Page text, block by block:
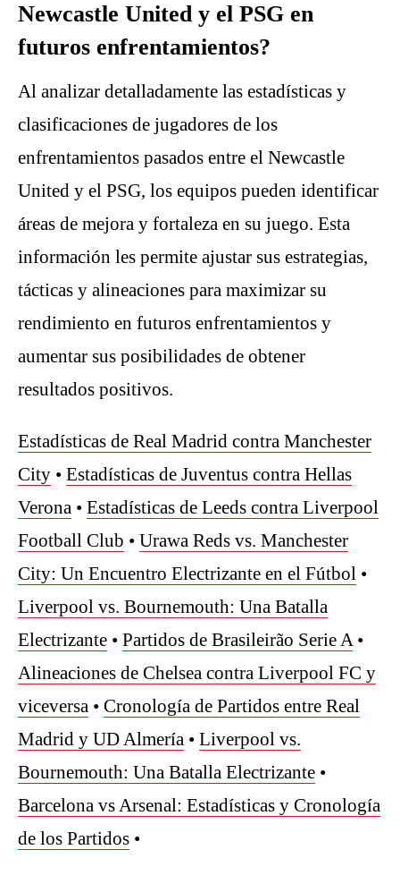
Newcastle United y el PSG en
futuros enfrentamientos?
Al analizar detalladamente las estadísticas y
clasificaciones de jugadores de los
enfrentamientos pasados entre el Newcastle
United y el PSG, los equipos pueden identificar
áreas de mejora y fortaleza en su juego. Esta
información les permite ajustar sus estrategias,
tácticas y alineaciones para maximizar su
rendimiento en futuros enfrentamientos y
aumentar sus posibilidades de obtener
resultados positivos.
Estadísticas de Real Madrid contra Manchester
City • Estadísticas de Juventus contra Hellas
Verona • Estadísticas de Leeds contra Liverpool
Football Club • Urawa Reds vs. Manchester
City: Un Encuentro Electrizante en el Fútbol •
Liverpool vs. Bournemouth: Una Batalla
Electrizante • Partidos de Brasileirão Serie A•
Alineaciones de Chelsea contra Liverpool FC y
viceversa • Cronología de Partidos entre Real
Madrid y UD Almería • Liverpool vs.
Bournemouth: Una Batalla Electrizante •
Barcelona vs Arsenal: Estadísticas y Cronología
de los Partidos •